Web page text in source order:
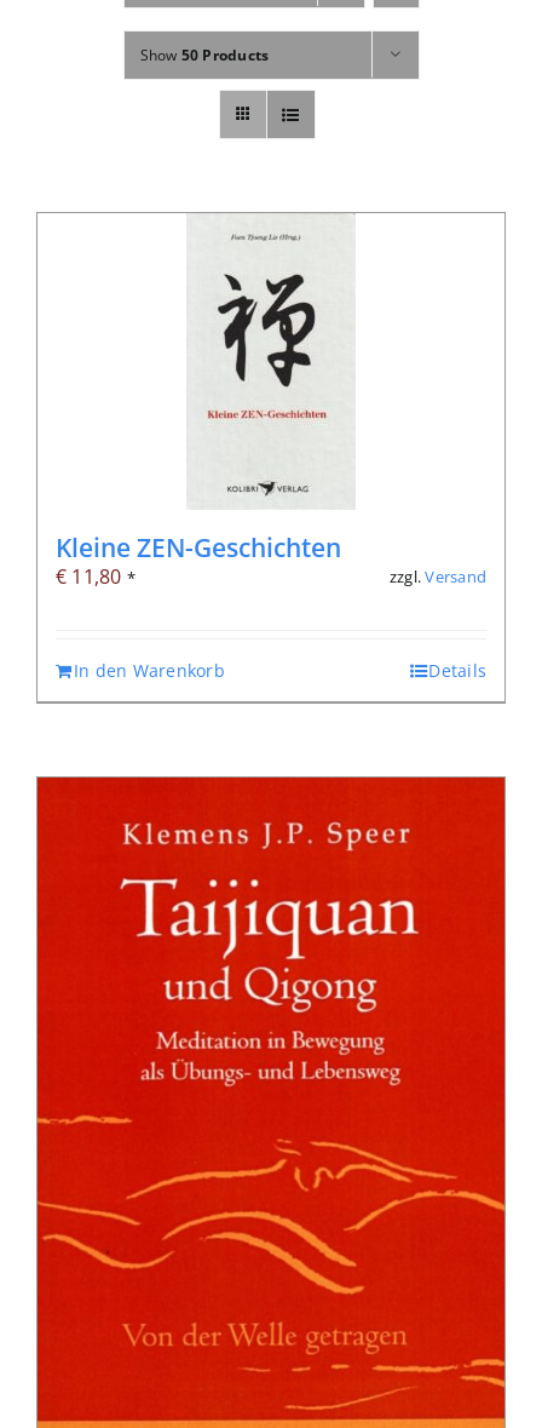
Fachbücher
Poster, Karten, Medien
Show 50 Products
Kleine ZEN-Geschichten
€ 11,80 * zzgl.Versand
In den Warenkorb Details